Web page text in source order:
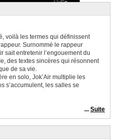
voilà les termes qui définissent
Surnommé le rappeur
sait entretenir l’engouement du
des textes sincères qui résonnent
de sa vie.
en solo, Jok’Air multiplie les
s’accumulent, les salles se
...Suite